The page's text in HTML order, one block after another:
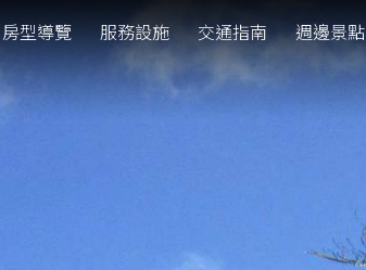
房型導覽 服務設施 交通指南 週邊景點